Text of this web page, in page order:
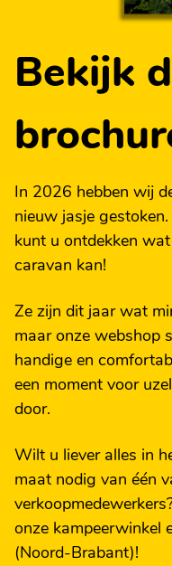
Bekijk
In 2026 hebben wij
nieuw jasje
kunt u ontdekken
caravan kan!
Ze zijn dit jaar wat
maar onze webshop
handige en
een moment voor
door.
Wilt u liever alles in
maat nodig van één
onze kampeerwinkel
(Noord-Brabant)!